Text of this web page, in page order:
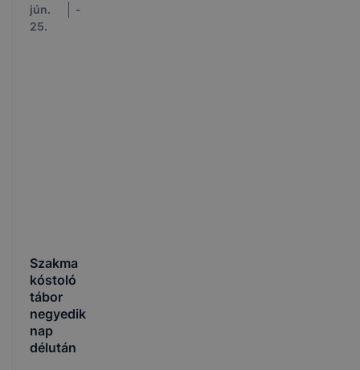
jún.
25.
-
Szakma
kóstoló
tábor
negyedik
nap
délután